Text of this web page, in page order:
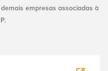
empresas associadas à